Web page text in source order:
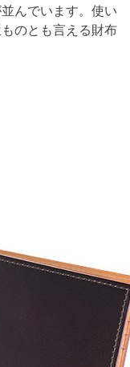
んでいます。使い
のとも言える財布